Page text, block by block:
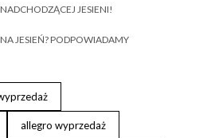
JESIENI!
JESIEŃ? PODPOWIADAMY
allegro wyprzedaż